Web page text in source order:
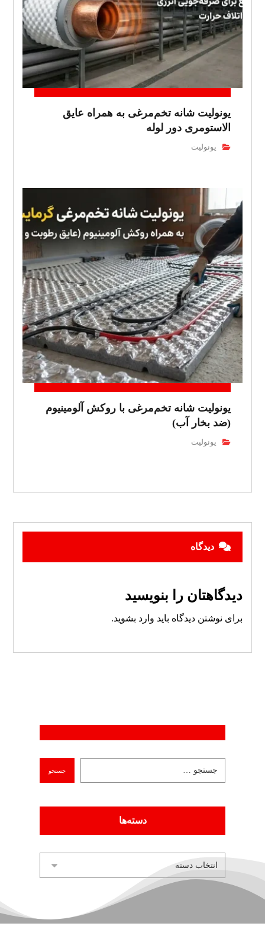
یونولیت شانه تخم‌مرغی به همراه عایق
الاستومری دور لوله
یونولیت
یونولیت شانه تخم‌مرغی با روکش آلومینیوم
(ضد بخار آب)
یونولیت
دیدگاه
دیدگاهتان را بنویسید
برای نوشتن دیدگاه باید وارد بشوید.
دسته‌ها